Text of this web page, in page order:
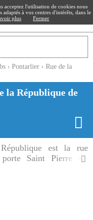
› Pontarlier › Rue de la
la République de
est la rue
Saint Pierre est
acceptez l'utilisation de cookies nous
à vos centres d'intérêts, dans le
plus Fermer